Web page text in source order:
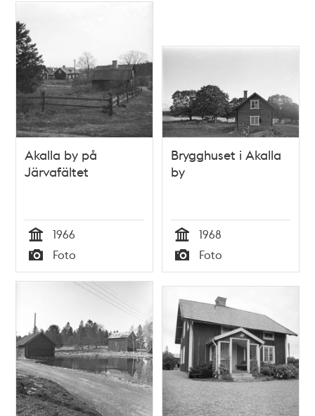
Akalla by på
Järvafältet
Tid
1966
Typ
Foto
Brygghuset i Akalla
by
Tid
1968
Typ
Foto